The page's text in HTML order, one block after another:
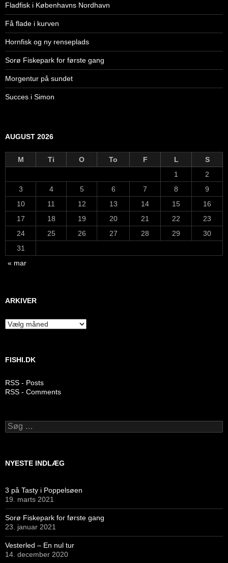
Fladfisk i Københavns Nordhavn
Få flade i kurven
Hornfisk og ny renseplads
Sorø Fiskepark for første gang
Morgentur på sundet
Succes i Simon
AUGUST 2026
M Ti O To F L
S
1
2
3
4 5 6 7 8
9
10
11 12 13 14 15
16
17
18 19 20 21 22
23
24
25 26 27 28 29
30
31
« mar
ARKIVER
Arkiver
FISHI.DK
RSS - Posts
RSS - Comments
Søg
efter:
NYESTE INDLÆG
3 på Tasty i Poppelsøen
19. marts 2021
Sorø Fiskepark for første gang
23. januar 2021
Vesterled – En nul tur
14. december 2020